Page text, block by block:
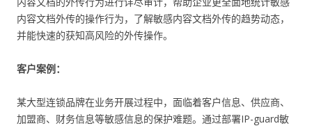
内容文档外传的操作行为，了解敏感内容文档外传的趋势动态，
并能快速的获知高风险的外传操作。
客户案例：
某大型连锁品牌在业务开展过程中，面临着客户信息、供应商、
加盟商、财务信息等敏感信息的保护难题。通过部署IP-guard敏